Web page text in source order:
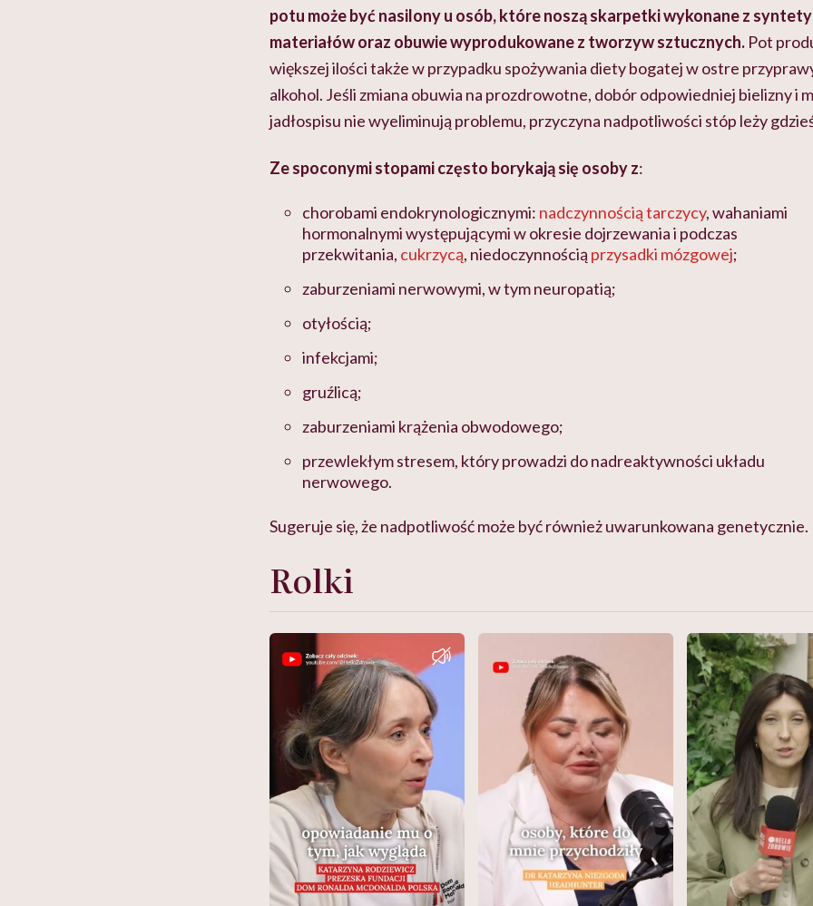
potu może być nasilony u osób, które noszą skarpetki wykonane z
materiałów oraz obuwie wyprodukowane z tworzyw sztucznych. Pot
większej ilości także w przypadku spożywania diety bogatej w ostre
alkohol. Jeśli zmiana obuwia na prozdrowotne, dobór odpowiedniej bielizny i
jadłospisu nie wyeliminują problemu, przyczyna nadpotliwości stóp leży
Ze spoconymi stopami często borykają się osoby z:
chorobami endokrynologicznymi: nadczynnością tarczycy, wahaniami
hormonalnymi występującymi w okresie dojrzewania i podczas
przekwitania, cukrzycą, niedoczynnością przysadki mózgowej;
zaburzeniami nerwowymi, w tym neuropatią;
otyłością;
infekcjami;
gruźlicą;
zaburzeniami krążenia obwodowego;
przewlekłym stresem, który prowadzi do nadreaktywności układu
nerwowego.
Sugeruje się, że nadpotliwość może być również uwarunkowana genetycznie.
Rolki